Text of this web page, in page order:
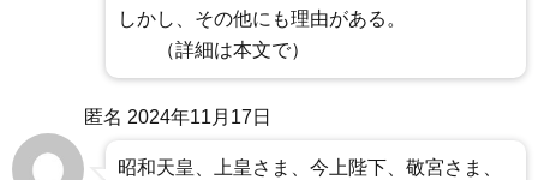
しかし、その他にも理由がある。
（詳細は本文で）
匿名 2024年11月17日
昭和天皇、上皇さま、今上陛下、敬宮さま、